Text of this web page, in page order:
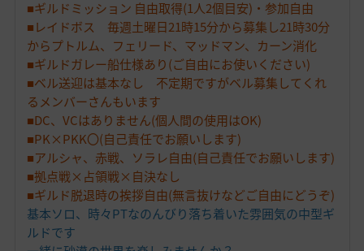
■ギルドミッション 自由取得(1人2個目安)・参加自由
■レイドボス 毎週土曜日21時15分から募集し21時30分
からプトルム、フェリード、マッドマン、カーン消化
■ギルドガレー船仕様あり(ご自由にお使いください)
■ベル送迎は基本なし 不定期ですがベル募集してくれ
るメンバーさんもいます
■DC、VCはありません(個人間の使用はOK)
■PK×PKK〇(自己責任でお願いします)
■アルシャ、赤戦、ソラレ自由(自己責任でお願いします)
■拠点戦×占領戦×自決なし
■ギルド脱退時の挨拶自由(無言抜けなどご自由にどうぞ)
基本ソロ、時々PTなのんびり落ち着いた雰囲気の中型ギ
ルドです